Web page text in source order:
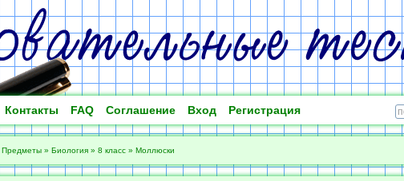
Контакты FAQ Соглашение Вход Регистрация
Предметы » Биология » 8 класс » Моллюски